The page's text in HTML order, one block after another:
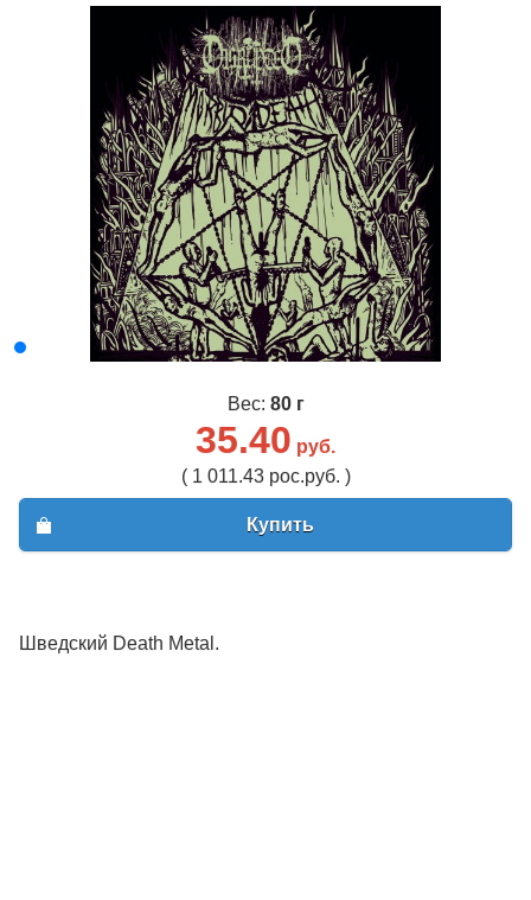
Вес: 80 г
35.40 руб.
( 1 011.43 рос.руб. )
Купить
Шведский Death Metal.